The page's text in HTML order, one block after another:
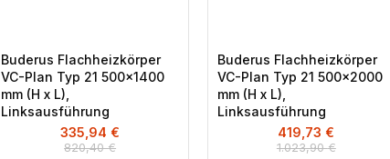
Buderus Flachheizkörper
VC-Plan Typ 21 500×1400
mm (H x L),
Linksausführung
820,40€
335,94 €
Buderus Flachheizkörper
VC-Plan Typ 21 500×2000
mm (H x L),
Linksausführung
1.023,90€
419,73 €